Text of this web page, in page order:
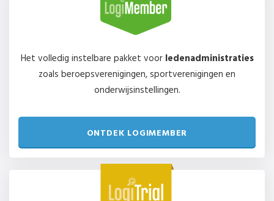
Het volledig instelbare pakket voor ledenadministraties
zoals beroepsverenigingen, sportverenigingen en
onderwijsinstellingen.
ONTDEK LOGIMEMBER